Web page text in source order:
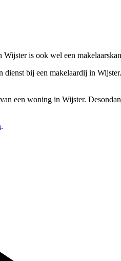
is ook wel een
bij een makelaardij in
een woning in Wijster.
.